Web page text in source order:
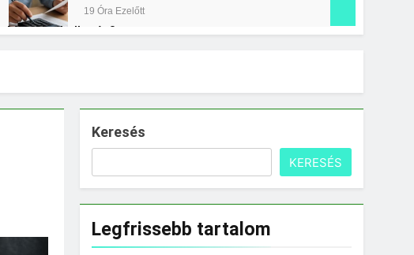
19 Óra Ezelőtt
Mire jó a kollagén?
Keresés
KERESÉS
Legfrissebb tartalom